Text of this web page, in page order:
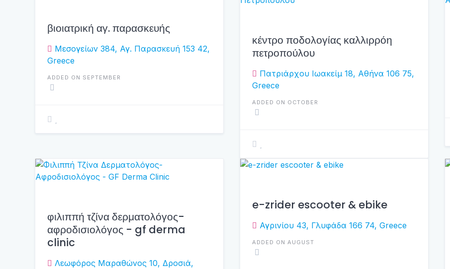
βιοιατρική αγ. παρασκευής
Μεσογείων 384, Αγ. Παρασκευή 153 42,
Greece
ADDED ON SEPTEMBER
κέντρο ποδολογίας καλλιρρόη
πετροπούλου
Πατριάρχου Ιωακείμ 18, Αθήνα 106 75,
Greece
ADDED ON OCTOBER
φιλιππή τζίνα δερματολόγος-
αφροδισιολόγος - gf derma
clinic
Λεωφόρος Μαραθώνος 10, Δροσιά,
e-zrider escooter & ebike
Αγρινίου 43, Γλυφάδα 166 74, Greece
ADDED ON AUGUST